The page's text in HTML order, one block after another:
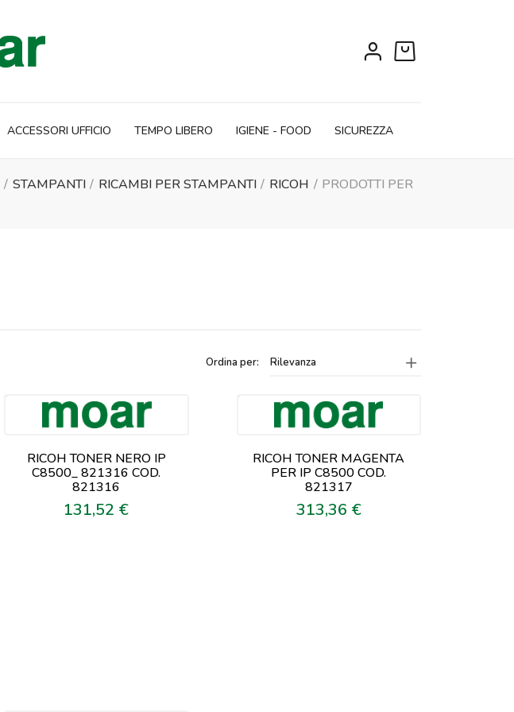
ACCESSORI UFFICIO TEMPO LIBERO IGIENE - FOOD SICUREZZA
STAMPANTI RICAMBI PER STAMPANTI RICOH
PRODOTTI PER
Ordina per: Rilevanza
RICOH TONER NERO IP
C8500_ 821316 COD.
821316
Prezzo
131,52 €
RICOH TONER MAGENTA
PER IP C8500 COD.
821317
Prezzo
313,36 €